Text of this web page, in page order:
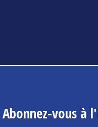
Abonnez-vous à